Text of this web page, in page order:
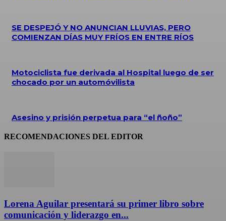
SE DESPEJÓ Y NO ANUNCIAN LLUVIAS, PERO
COMIENZAN DÍAS MUY FRÍOS EN ENTRE RÍOS
Motociclista fue derivada al Hospital luego de ser
chocado por un automóvilista
Asesino y prisión perpetua para “el ñoño”
RECOMENDACIONES DEL EDITOR
Lorena Aguilar presentará su primer libro sobre
comunicación y liderazgo en...